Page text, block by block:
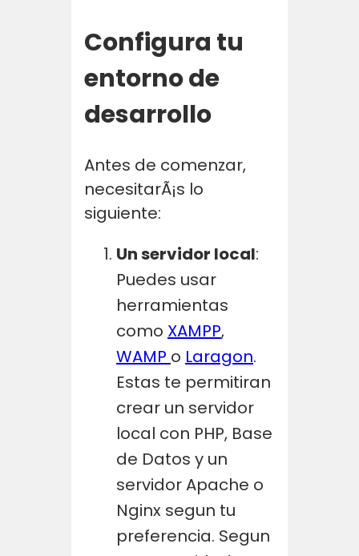
Configura tu
entorno de
desarrollo
Antes de comenzar,
necesitarÃ¡s lo
siguiente:
Un servidor local:
Puedes usar
herramientas
como XAMPP,
WAMP o Laragon.
Estas te permitiran
crear un servidor
local con PHP, Base
de Datos y un
servidor Apache o
Nginx segun tu
preferencia. Segun